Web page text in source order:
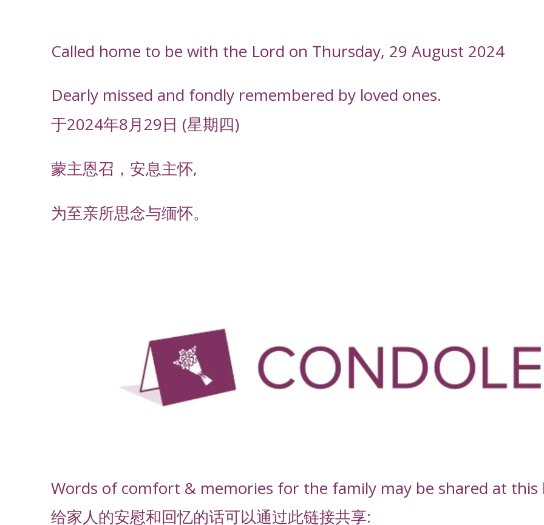
Called home to be with the Lord on Thursday, 29 August 2024
Dearly missed and fondly remembered by loved ones.
于2024年8月29日 (星期四)
蒙主恩召，安息主怀,
为至亲所思念与缅怀。
Words of comfort & memories for the family may be shared at this
给家人的安慰和回忆的话可以通过此链接共享: